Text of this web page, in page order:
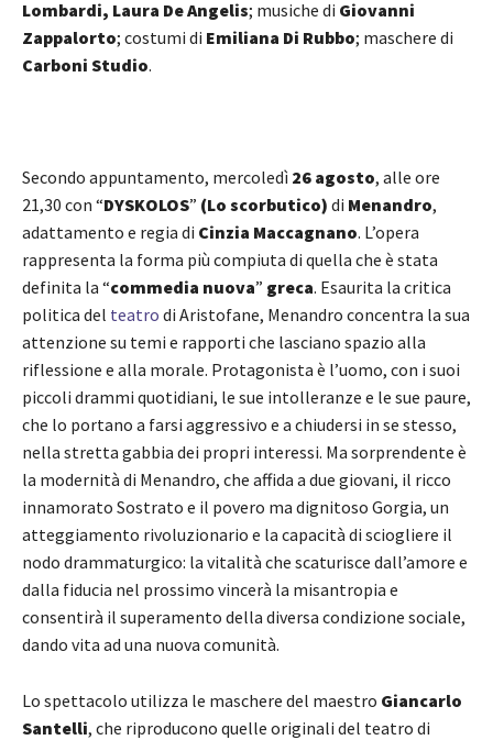
Lombardi, Laura De Angelis; musiche di Giovanni
Zappalorto; costumi di Emiliana Di Rubbo; maschere di
Carboni Studio.
Secondo appuntamento, mercoledì 26 agosto, alle ore
21,30 con “DYSKOLOS” (Lo scorbutico) di Menandro,
adattamento e regia di Cinzia Maccagnano. L’opera
rappresenta la forma più compiuta di quella che è stata
definita la “commedia nuova” greca. Esaurita la critica
politica del teatro di Aristofane, Menandro concentra la sua
attenzione su temi e rapporti che lasciano spazio alla
riflessione e alla morale. Protagonista è l’uomo, con i suoi
piccoli drammi quotidiani, le sue intolleranze e le sue paure,
che lo portano a farsi aggressivo e a chiudersi in se stesso,
nella stretta gabbia dei propri interessi. Ma sorprendente è
la modernità di Menandro, che affida a due giovani, il ricco
innamorato Sostrato e il povero ma dignitoso Gorgia, un
atteggiamento rivoluzionario e la capacità di sciogliere il
nodo drammaturgico: la vitalità che scaturisce dall’amore e
dalla fiducia nel prossimo vincerà la misantropia e
consentirà il superamento della diversa condizione sociale,
dando vita ad una nuova comunità.
Lo spettacolo utilizza le maschere del maestro Giancarlo
Santelli, che riproducono quelle originali del teatro di